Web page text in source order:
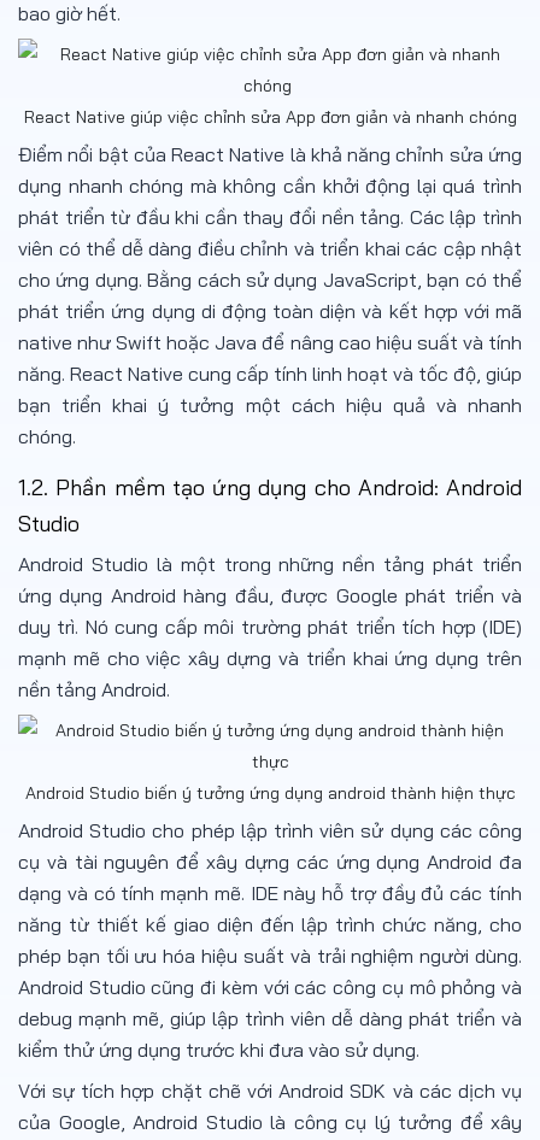
bao giờ hết.
React Native giúp việc chỉnh sửa App đơn giản và nhanh chóng
Điểm nổi bật của React Native là khả năng chỉnh sửa ứng
dụng nhanh chóng mà không cần khởi động lại quá trình
phát triển từ đầu khi cần thay đổi nền tảng. Các lập trình
viên có thể dễ dàng điều chỉnh và triển khai các cập nhật
cho ứng dụng. Bằng cách sử dụng JavaScript, bạn có thể
phát triển ứng dụng di động toàn diện và kết hợp với mã
native như Swift hoặc Java để nâng cao hiệu suất và tính
năng. React Native cung cấp tính linh hoạt và tốc độ, giúp
bạn triển khai ý tưởng một cách hiệu quả và nhanh
chóng.
1.2. Phần mềm tạo ứng dụng cho Android: Android
Studio
Android Studio là một trong những nền tảng phát triển
ứng dụng Android hàng đầu, được Google phát triển và
duy trì. Nó cung cấp môi trường phát triển tích hợp (IDE)
mạnh mẽ cho việc xây dựng và triển khai ứng dụng trên
nền tảng Android.
Android Studio biến ý tưởng ứng dụng android thành hiện thực
Android Studio cho phép lập trình viên sử dụng các công
cụ và tài nguyên để xây dựng các ứng dụng Android đa
dạng và có tính mạnh mẽ. IDE này hỗ trợ đầy đủ các tính
năng từ thiết kế giao diện đến lập trình chức năng, cho
phép bạn tối ưu hóa hiệu suất và trải nghiệm người dùng.
Android Studio cũng đi kèm với các công cụ mô phỏng và
debug mạnh mẽ, giúp lập trình viên dễ dàng phát triển và
kiểm thử ứng dụng trước khi đưa vào sử dụng.
Với sự tích hợp chặt chẽ với Android SDK và các dịch vụ
của Google, Android Studio là công cụ lý tưởng để xây